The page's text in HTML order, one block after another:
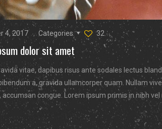
4, 2017 Categories 32
dolor sit amet
vitae, dapibus risus ante sodales lectus
a, gravida ullamcorper quam. Nullam
congue. Lorem ipsum primis in nibh vel